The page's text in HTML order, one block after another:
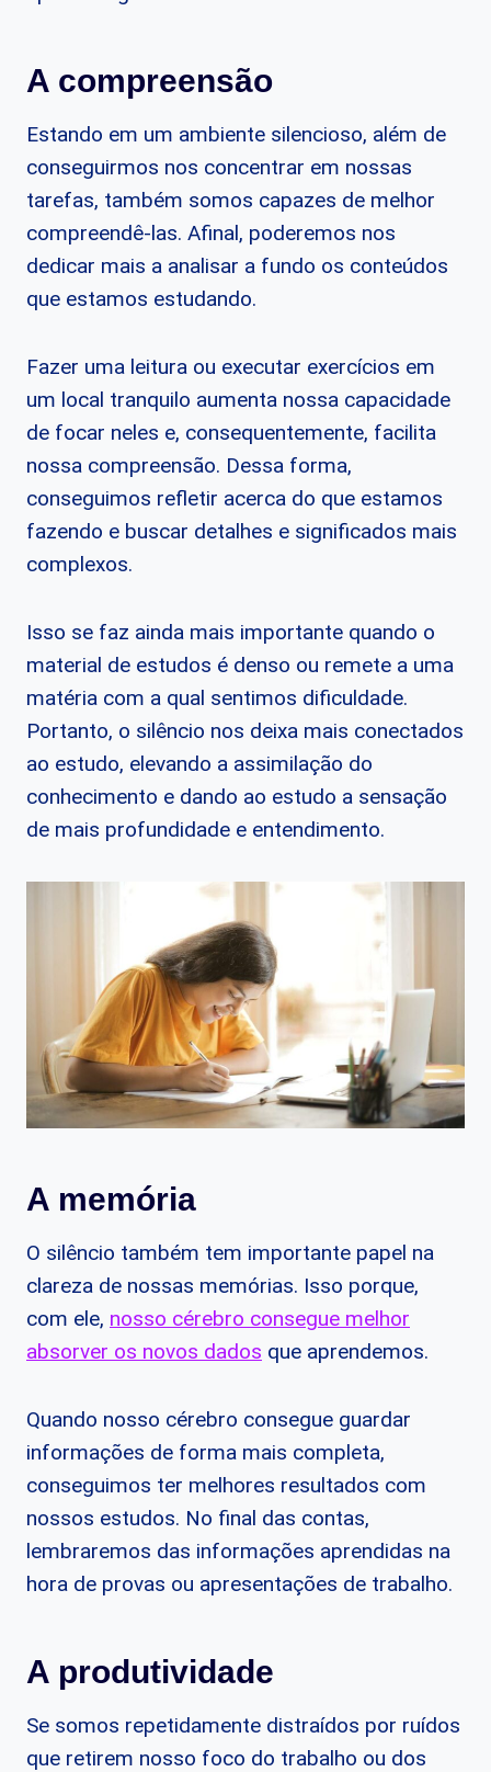
A compreensão
Estando em um ambiente silencioso, além de
conseguirmos nos concentrar em nossas
tarefas, também somos capazes de melhor
compreendê-las. Afinal, poderemos nos
dedicar mais a analisar a fundo os conteúdos
que estamos estudando.
Fazer uma leitura ou executar exercícios em
um local tranquilo aumenta nossa capacidade
de focar neles e, consequentemente, facilita
nossa compreensão. Dessa forma,
conseguimos refletir acerca do que estamos
fazendo e buscar detalhes e significados mais
complexos.
Isso se faz ainda mais importante quando o
material de estudos é denso ou remete a uma
matéria com a qual sentimos dificuldade.
Portanto, o silêncio nos deixa mais conectados
ao estudo, elevando a assimilação do
conhecimento e dando ao estudo a sensação
de mais profundidade e entendimento.
A memória
O silêncio também tem importante papel na
clareza de nossas memórias. Isso porque,
com ele, nosso cérebro consegue melhor
absorver os novos dados que aprendemos.
Quando nosso cérebro consegue guardar
informações de forma mais completa,
conseguimos ter melhores resultados com
nossos estudos. No final das contas,
lembraremos das informações aprendidas na
hora de provas ou apresentações de trabalho.
A produtividade
Se somos repetidamente distraídos por ruídos
que retirem nosso foco do trabalho ou dos